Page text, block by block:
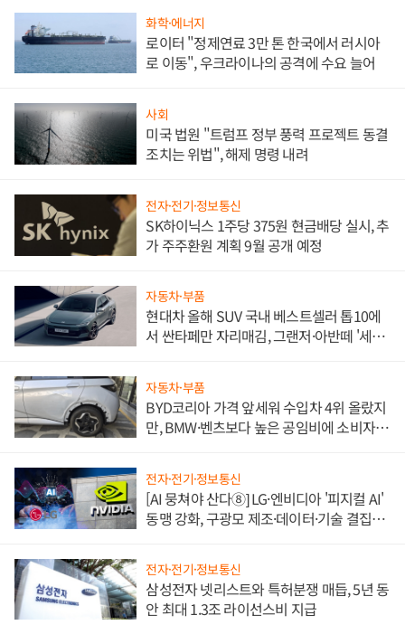
화학·에너지
로이터 "정제연료 3만 톤 한국에서 러시아
로 이동", 우크라이나의 공격에 수요 늘어
사회
미국 법원 "트럼프 정부 풍력 프로젝트 동결
조치는 위법", 해제 명령 내려
전자·전기·정보통신
SK하이닉스 1주당 375원 현금배당 실시, 추
가 주주환원 계획 9월 공개 예정
자동차·부품
현대차 올해 SUV 국내 베스트셀러 톱10에
서 싼타페만 자리매김, 그랜저·아반떼 '세단
자동차·부품
BYD코리아 가격 앞세워 수입차 4위 올랐지
만, BMW·벤츠보다 높은 공임비에 소비자
전자·전기·정보통신
[AI 뭉쳐야 산다⑧] LG·엔비디아 '피지컬 AI'
동맹 강화, 구광모 제조·데이터·기술 결집
전자·전기·정보통신
삼성전자 넷리스트와 특허분쟁 매듭, 5년 동
안 최대 1.3조 라이선스비 지급